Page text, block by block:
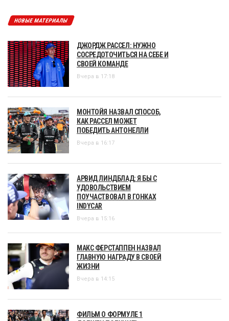
НОВЫЕ МАТЕРИАЛЫ
ДЖОРДЖ РАССЕЛ: НУЖНО
СОСРЕДОТОЧИТЬСЯ НА СЕБЕ И
СВОЕЙ КОМАНДЕ
Вчера в 17:18
МОНТОЙЯ НАЗВАЛ СПОСОБ,
КАК РАССЕЛ МОЖЕТ
ПОБЕДИТЬ АНТОНЕЛЛИ
Вчера в 16:17
АРВИД ЛИНДБЛАД: Я БЫ С
УДОВОЛЬСТВИЕМ
ПОУЧАСТВОВАЛ В ГОНКАХ
INDYCAR
Вчера в 15:16
МАКС ФЕРСТАППЕН НАЗВАЛ
ГЛАВНУЮ НАГРАДУ В СВОЕЙ
ЖИЗНИ
Вчера в 14:15
ФИЛЬМ О ФОРМУЛЕ 1